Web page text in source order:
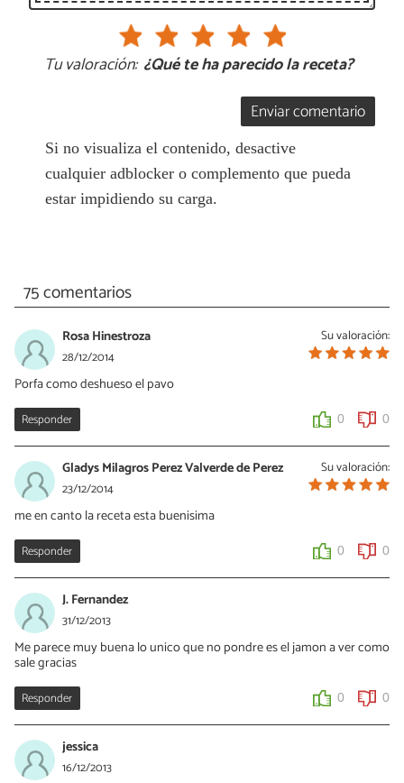
Tu valoración: ¿Qué te ha parecido la receta?
Enviar comentario
Si no visualiza el contenido, desactive
cualquier adblocker o complemento que pueda
estar impidiendo su carga.
75 comentarios
Su valoración:
Rosa Hinestroza
28/12/2014
Porfa como deshueso el pavo
Responder 0 0
Su valoración:
Gladys Milagros Perez Valverde de Perez
23/12/2014
me en canto la receta esta buenisima
Responder 0 0
J. Fernandez
31/12/2013
Me parece muy buena lo unico que no pondre es el jamon a ver como
sale gracias
Responder 0 0
jessica
16/12/2013